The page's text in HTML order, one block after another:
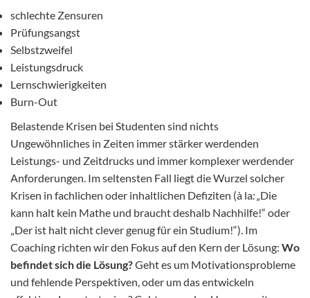
schlechte Zensuren
Prüfungsangst
Selbstzweifel
Leistungsdruck
Lernschwierigkeiten
Burn-Out
Belastende Krisen bei Studenten sind nichts
Ungewöhnliches in Zeiten immer stärker werdenden
Leistungs- und Zeitdrucks und immer komplexer werdender
Anforderungen. Im seltensten Fall liegt die Wurzel solcher
Krisen in fachlichen oder inhaltlichen Defiziten (à la: „Die
kann halt kein Mathe und braucht deshalb Nachhilfe!“ oder
„Der ist halt nicht clever genug für ein Studium!“). Im
Coaching richten wir den Fokus auf den Kern der Lösung: Wo
befindet sich die Lösung?Geht es um Motivationsprobleme
und fehlende Perspektiven, oder um das entwickeln